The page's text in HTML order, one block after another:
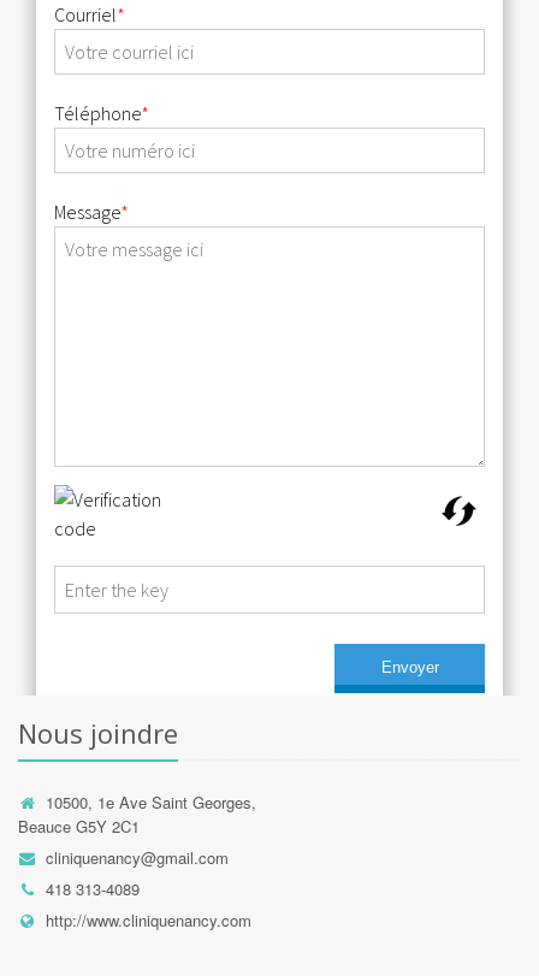
Nous joindre
10500, 1e Ave Saint Georges,
Beauce G5Y 2C1
cliniquenancy@gmail.com
418 313-4089
http://www.cliniquenancy.com